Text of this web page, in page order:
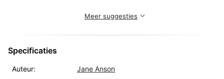
Meer suggesties
Specificaties
Auteur: Jane Anson